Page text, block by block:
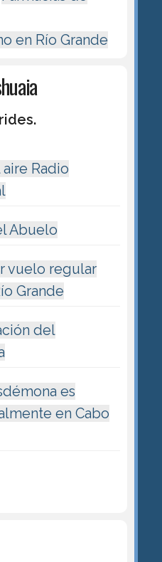
en Río Grande
aire Radio
Abuelo
vuelo regular
Grande
del
es
en Cabo